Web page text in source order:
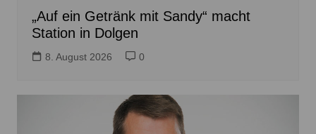
„Auf ein Getränk mit Sandy“ macht
Station in Dolgen
8. August 2026 0